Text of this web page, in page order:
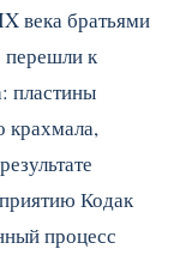
века братьями
к
пластины
крахмала,
Кодак
процесс